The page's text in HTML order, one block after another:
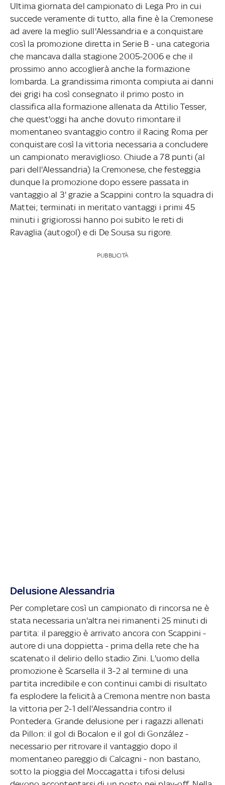
Ultima giornata del campionato di Lega Pro in cui
succede veramente di tutto, alla fine è la Cremonese
ad avere la meglio sull'Alessandria e a conquistare
così la promozione diretta in Serie B - una categoria
che mancava dalla stagione 2005-2006 e che il
prossimo anno accoglierà anche la formazione
lombarda. La grandissima rimonta compiuta ai danni
dei grigi ha così consegnato il primo posto in
classifica alla formazione allenata da Attilio Tesser,
che quest'oggi ha anche dovuto rimontare il
momentaneo svantaggio contro il Racing Roma per
conquistare così la vittoria necessaria a concludere
un campionato meraviglioso. Chiude a 78 punti (al
pari dell'Alessandria) la Cremonese, che festeggia
dunque la promozione dopo essere passata in
vantaggio al 3' grazie a Scappini contro la squadra di
Mattei; terminati in meritato vantaggi i primi 45
minuti i grigiorossi hanno poi subito le reti di
Ravaglia (autogol) e di De Sousa su rigore.
PUBBLICITÀ
Delusione Alessandria
Per completare così un campionato di rincorsa ne è
stata necessaria un'altra nei rimanenti 25 minuti di
partita: il pareggio è arrivato ancora con Scappini -
autore di una doppietta - prima della rete che ha
scatenato il delirio dello stadio Zini. L'uomo della
promozione è Scarsella il 3-2 al termine di una
partita incredibile e con continui cambi di risultato
fa esplodere la felicità a Cremona mentre non basta
la vittoria per 2-1 dell'Alessandria contro il
Pontedera. Grande delusione per i ragazzi allenati
da Pillon: il gol di Bocalon e il gol di González -
necessario per ritrovare il vantaggio dopo il
momentaneo pareggio di Calcagni - non bastano,
sotto la pioggia del Moccagatta i tifosi delusi